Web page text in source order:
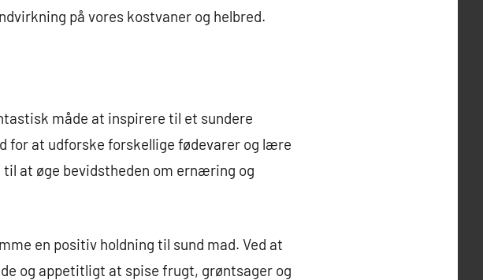
på vores kostvaner og helbred.
måde at inspirere til et sundere
for at udforske forskellige fødevarer og lære
at øge bevidstheden om ernæring og
en positiv holdning til sund mad. Ved at
og appetitligt at spise frugt, grøntsager og